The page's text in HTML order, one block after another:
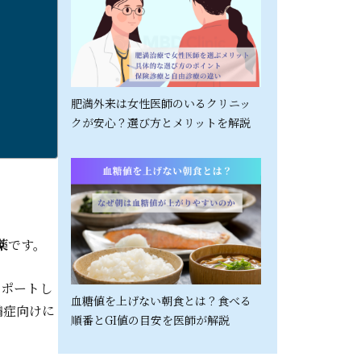
です。
ートし
向けに
肥満外来は女性医師のいるクリニッ
クが安心？選び方とメリットを解説
血糖値を上げない朝食とは？食べる
順番とGI値の目安を医師が解説